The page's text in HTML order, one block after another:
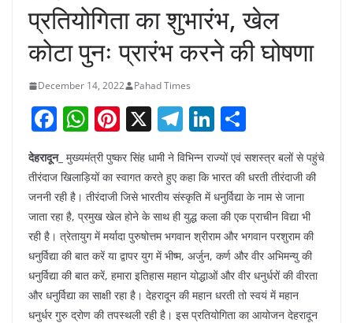
प्रतियोगिता का शुभारंभ, खेल
कोटा पुनः प्रारंभ करने की घोषणा
December 14, 2022 Pahad Times
F
c
e
b
o
o
k
W
h
at
s
A
p
p
Pi
nt
er
e
st
X T
el
e
gr
a
m
Li
n
k
e
dI
n
ar
e
देहरादून_ मुख्यमंत्री पुष्कर सिंह धामी ने विभिन्न राज्यों एवं सशस्त्र बलों से पहुंचे
तीरंदाज खिलाड़ियों का स्वागत करते हुए कहा कि भारत की धरती तीरंदाजी की
जननी रही है। तीरंदाजी जिसे भारतीय संस्कृति में धनुर्विद्या के नाम से जाना
जाता रहा है, प्रमुख खेल होने के साथ ही युद्ध कला की एक प्राचीन विद्या भी
रही है। त्रेतायुग में मर्यादा पुरुषोत्तम भगवान श्रीराम और भगवान परशुराम की
धनुर्विद्या की बात करें या द्वापर युग में भीष्म, अर्जुन, कर्ण और वीर अभिमन्यु की
धनुर्विद्या की बात करें, हमारा इतिहास महान योद्धाओं और वीर धनुर्धरों की वीरता
और धनुर्विद्या का साक्षी रहा है। देहरादून की महान धरती तो स्वयं में महान
धनुर्धर गुरु द्रोण की तपस्थली रही है। इस प्रतियोगिता का आयोजन देहरादून